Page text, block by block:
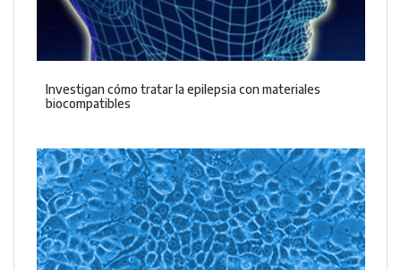
Investigan cómo tratar la epilepsia con materiales
biocompatibles